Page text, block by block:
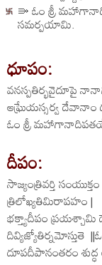
⭄ ఓం శ్రీ
సమర్పయామి.
ధూపం:
వనస్పతిర్భవైదూపై
ఆఘ్రేయస్సర్వ దేవానాం
ఓం శ్రీ
దీపం:
సాజ్యంత్రివర్తి
త్రిలోఖ్యతిమిరాపహం |
భక్త్యాదీపం
దూపదీపానంతరం